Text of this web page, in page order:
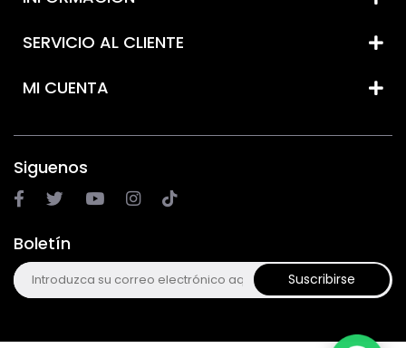
SERVICIO AL CLIENTE
MI CUENTA
Siguenos
Boletín
Suscribirse